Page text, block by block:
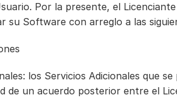
Por la presente, el
su Software con arreglo a las
los Servicios Adicionales que
de un acuerdo posterior entre el